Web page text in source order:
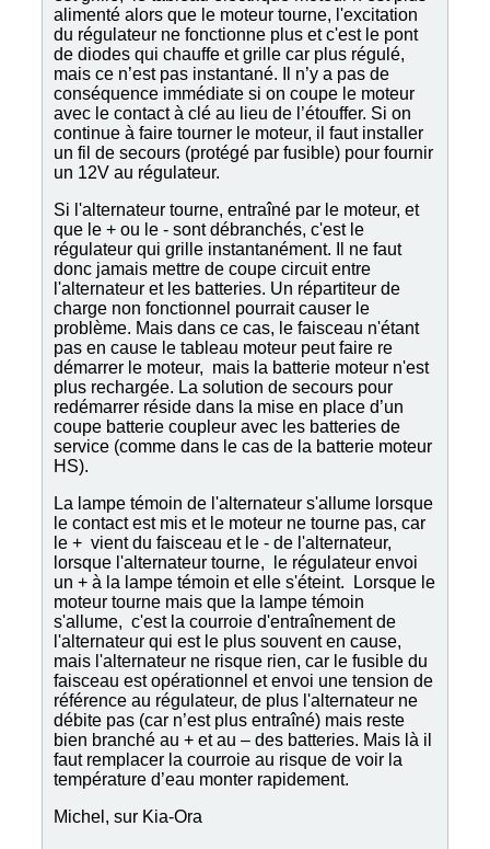
alimenté alors que le moteur tourne, l'excitation
du régulateur ne fonctionne plus et c'est le pont
de diodes qui chauffe et grille car plus régulé,
mais ce n’est pas instantané. Il n’y a pas de
conséquence immédiate si on coupe le moteur
avec le contact à clé au lieu de l’étouffer. Si on
continue à faire tourner le moteur, il faut installer
un fil de secours (protégé par fusible) pour fournir
un 12V au régulateur.
Si l'alternateur tourne, entraîné par le moteur, et
que le + ou le - sont débranchés, c'est le
régulateur qui grille instantanément. Il ne faut
donc jamais mettre de coupe circuit entre
l'alternateur et les batteries. Un répartiteur de
charge non fonctionnel pourrait causer le
problème. Mais dans ce cas, le faisceau n'étant
pas en cause le tableau moteur peut faire re
démarrer le moteur, mais la batterie moteur n'est
plus rechargée. La solution de secours pour
redémarrer réside dans la mise en place d’un
coupe batterie coupleur avec les batteries de
service (comme dans le cas de la batterie moteur
HS).
La lampe témoin de l'alternateur s'allume lorsque
le contact est mis et le moteur ne tourne pas, car
le + vient du faisceau et le - de l'alternateur,
lorsque l'alternateur tourne, le régulateur envoi
un + à la lampe témoin et elle s'éteint. Lorsque le
moteur tourne mais que la lampe témoin
s'allume, c'est la courroie d'entraînement de
l'alternateur qui est le plus souvent en cause,
mais l'alternateur ne risque rien, car le fusible du
faisceau est opérationnel et envoi une tension de
référence au régulateur, de plus l'alternateur ne
débite pas (car n’est plus entraîné) mais reste
bien branché au + et au – des batteries. Mais là il
faut remplacer la courroie au risque de voir la
température d’eau monter rapidement.
Michel, sur Kia-Ora